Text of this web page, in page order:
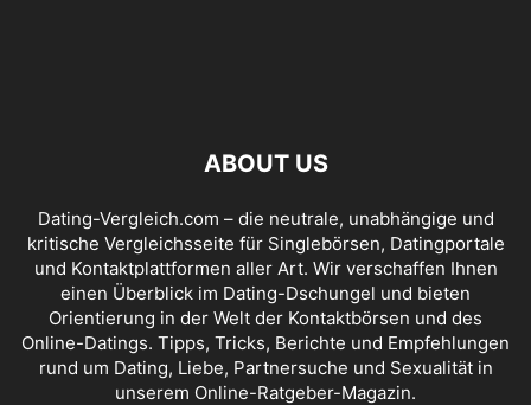
ABOUT US
Dating-Vergleich.com – die neutrale, unabhängige und
kritische Vergleichsseite für Singlebörsen, Datingportale
und Kontaktplattformen aller Art. Wir verschaffen Ihnen
einen Überblick im Dating-Dschungel und bieten
Orientierung in der Welt der Kontaktbörsen und des
Online-Datings. Tipps, Tricks, Berichte und Empfehlungen
rund um Dating, Liebe, Partnersuche und Sexualität in
unserem Online-Ratgeber-Magazin.